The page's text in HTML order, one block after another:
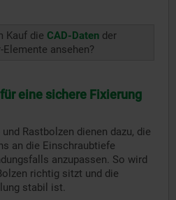
Kauf die CAD-Daten der
ansehen?
eine sichere Fixierung
Rastbolzen dienen dazu, die
an die Einschraubtiefe
anzupassen. So wird
richtig sitzt und die
stabil ist.